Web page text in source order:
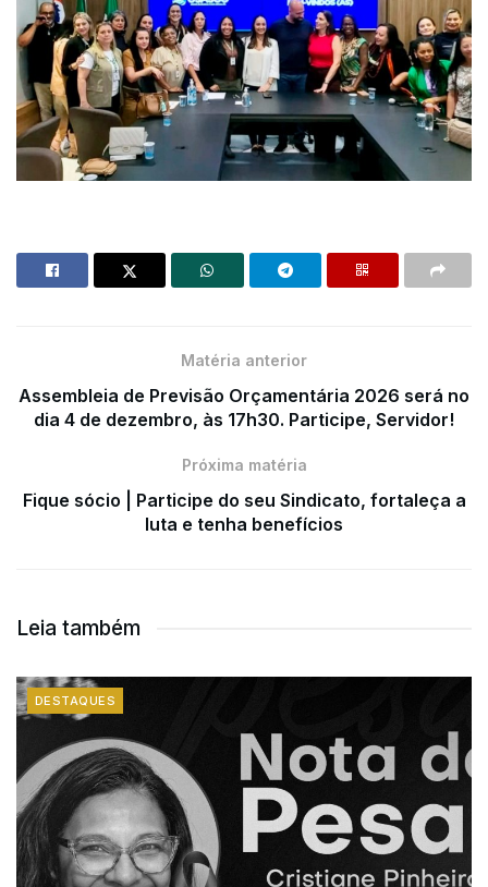
Matéria anterior
Assembleia de Previsão Orçamentária 2026 será no
dia 4 de dezembro, às 17h30. Participe, Servidor!
Próxima matéria
Fique sócio | Participe do seu Sindicato, fortaleça a
luta e tenha benefícios
Leia também
DESTAQUES